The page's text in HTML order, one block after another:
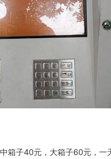
箱子40元，大箱子60元，一